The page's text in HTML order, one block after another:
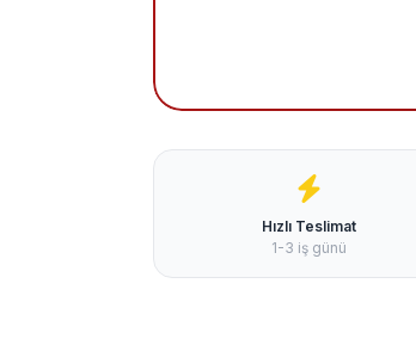
Hızlı Teslimat
1-3 iş günü